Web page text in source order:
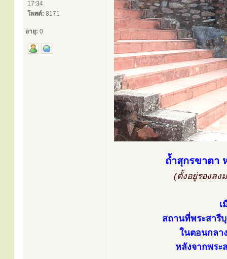
17:34
โพสต์: 8171
อายุ: 0
ถ้ำสุกรขาตา
(ตั้งอยู่รองลง
เ
สถานที่พระสารี
ในตอนกลา
หลังจากพระ